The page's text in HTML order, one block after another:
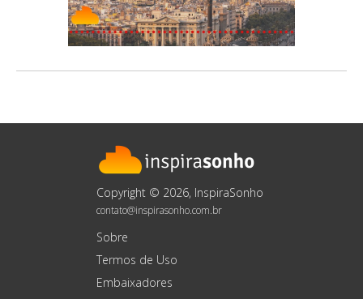
Copyright © 2026, InspiraSonho
contato@inspirasonho.com.br
Sobre
Termos de Uso
Embaixadores